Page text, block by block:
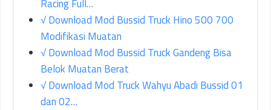
Racing Full…
√ Download Mod Bussid Truck Hino 500 700
Modifikasi Muatan
√ Download Mod Bussid Truck Gandeng Bisa
Belok Muatan Berat
√ Download Mod Truck Wahyu Abadi Bussid 01
dan 02…